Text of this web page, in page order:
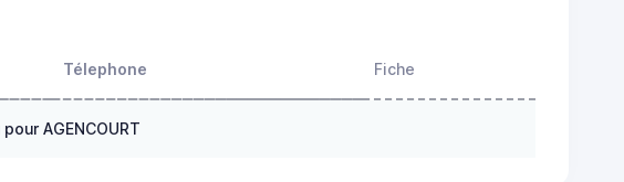
Télephone Fiche
AGENCOURT